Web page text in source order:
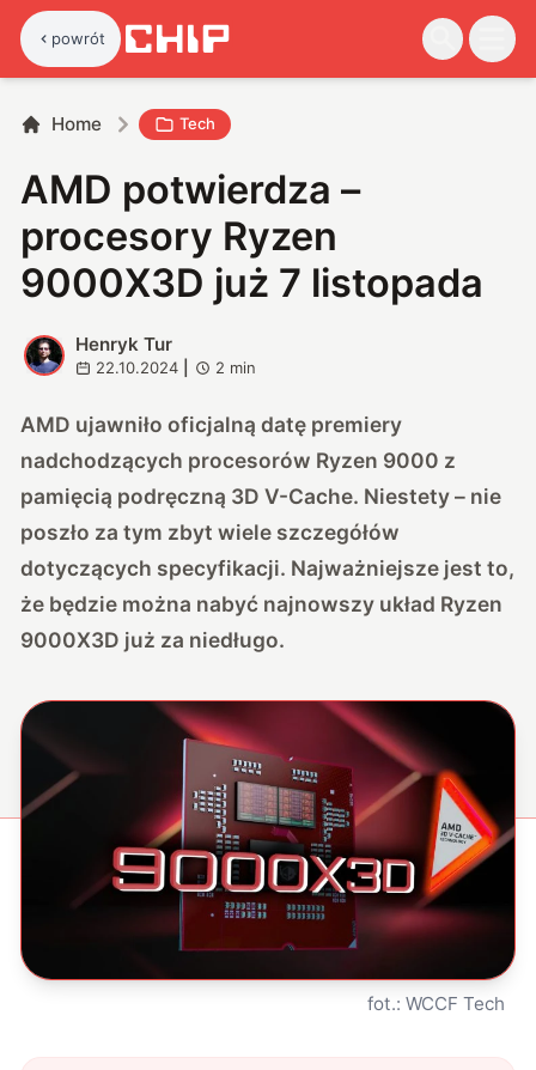
powrót
Home Tech
AMD potwierdza – ​​
procesory Ryzen
9000X3D już 7 listopada
H
Henryk Tur
22.10.2024 2 min
AMD ujawniło oficjalną datę premiery
nadchodzących procesorów Ryzen 9000 z
pamięcią podręczną 3D V-Cache. Niestety – nie
poszło za tym zbyt wiele szczegółów
dotyczących specyfikacji. Najważniejsze jest to,
że będzie można nabyć najnowszy układ Ryzen
9000X3D już za niedługo.
fot.: WCCF Tech